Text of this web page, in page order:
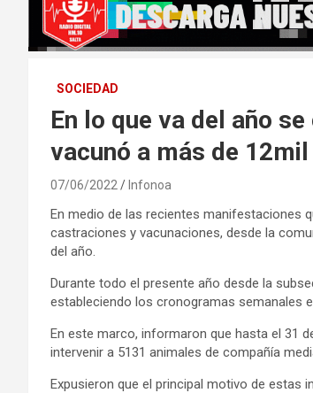
SOCIEDAD
En lo que va del año
vacunó a más de 12mil
07/06/2022 Infonoa
En medio de las recientes manifestaciones
castraciones y vacunaciones, desde la
del año.
Durante todo el presente año desde la
estableciendo los cronogramas semanales
En este marco, informaron que hasta el 31
intervenir a 5131 animales de compañía
Expusieron que el principal motivo de estas